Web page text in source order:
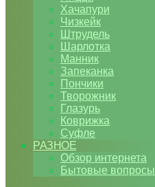
Хачапури
Чизкейк
Штрудель
Шарлотка
Манник
Запеканка
Пончики
Творожник
Глазурь
Коврижка
Суфле
РАЗНОЕ
Обзор интернета
Бытовые вопросы